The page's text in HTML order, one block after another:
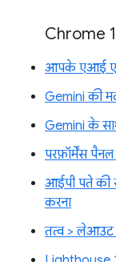
Chrome
आपके एआई
Gemini की
Gemini के
परफ़ॉर्मेंस
आईपी पते की
करना
तत्व > लेआउट